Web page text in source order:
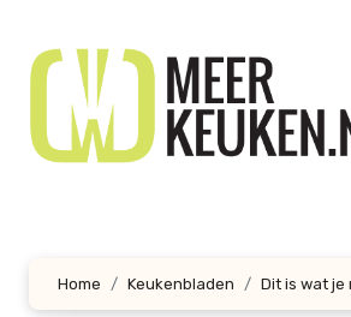
naar
inhoud
Home Keukenbladen Dit is wat